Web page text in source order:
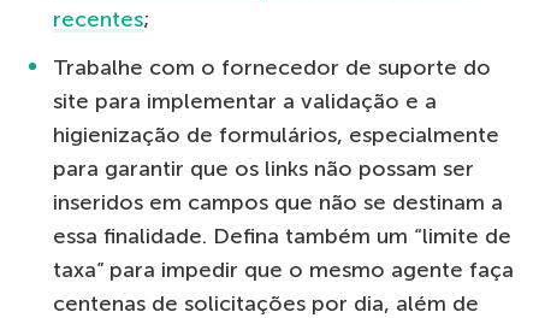
recentes;
Trabalhe com o fornecedor de suporte do
site para implementar a validação e a
higienização de formulários, especialmente
para garantir que os links não possam ser
inseridos em campos que não se destinam a
essa finalidade. Defina também um “limite de
taxa” para impedir que o mesmo agente faça
centenas de solicitações por dia, além de